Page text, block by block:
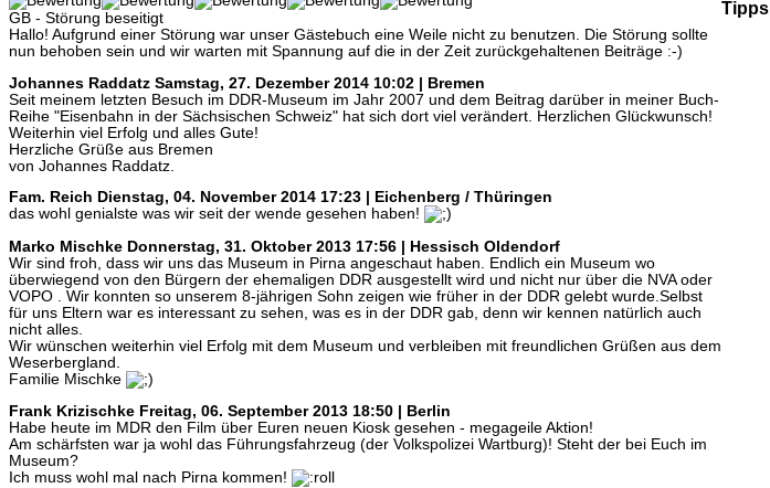
GB - Störung beseitigt
Hallo! Aufgrund einer Störung war unser Gästebuch eine Weile nicht zu benutzen. Die Störung sollte
nun behoben sein und wir warten mit Spannung auf die in der Zeit zurückgehaltenen Beiträge :-)
Johannes Raddatz Samstag, 27. Dezember 2014 10:02 | Bremen
Seit meinem letzten Besuch im DDR-Museum im Jahr 2007 und dem Beitrag darüber in meiner Buch-
Reihe "Eisenbahn in der Sächsischen Schweiz" hat sich dort viel verändert. Herzlichen Glückwunsch!
Weiterhin viel Erfolg und alles Gute!
Herzliche Grüße aus Bremen
von Johannes Raddatz.
Fam. Reich Dienstag, 04. November 2014 17:23 | Eichenberg / Thüringen
das wohl genialste was wir seit der wende gesehen haben!
Marko Mischke Donnerstag, 31. Oktober 2013 17:56 | Hessisch Oldendorf
Wir sind froh, dass wir uns das Museum in Pirna angeschaut haben. Endlich ein Museum wo
überwiegend von den Bürgern der ehemaligen DDR ausgestellt wird und nicht nur über die NVA oder
VOPO . Wir konnten so unserem 8-jährigen Sohn zeigen wie früher in der DDR gelebt wurde.Selbst
für uns Eltern war es interessant zu sehen, was es in der DDR gab, denn wir kennen natürlich auch
nicht alles.
Wir wünschen weiterhin viel Erfolg mit dem Museum und verbleiben mit freundlichen Grüßen aus dem
Weserbergland.
Familie Mischke
Frank Krizischke Freitag, 06. September 2013 18:50 | Berlin
Habe heute im MDR den Film über Euren neuen Kiosk gesehen - megageile Aktion!
Am schärfsten war ja wohl das Führungsfahrzeug (der Volkspolizei Wartburg)! Steht der bei Euch im
Museum?
Ich muss wohl mal nach Pirna kommen!
Tipps